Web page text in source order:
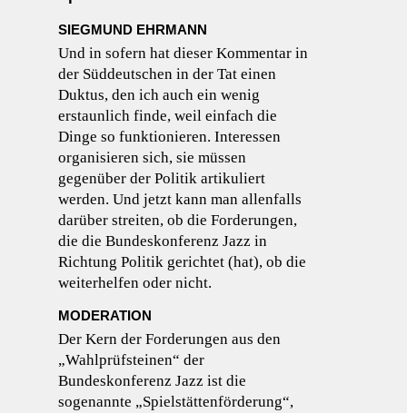
SIEGMUND EHRMANN
Und in sofern hat dieser Kommentar in
der Süddeutschen in der Tat einen
Duktus, den ich auch ein wenig
erstaunlich finde, weil einfach die
Dinge so funktionieren. Interessen
organisieren sich, sie müssen
gegenüber der Politik artikuliert
werden. Und jetzt kann man allenfalls
darüber streiten, ob die Forderungen,
die die Bundeskonferenz Jazz in
Richtung Politik gerichtet (hat), ob die
weiterhelfen oder nicht.
MODERATION
Der Kern der Forderungen aus den
„Wahlprüfsteinen“ der
Bundeskonferenz Jazz ist die
sogenannte „Spielstättenförderung“,